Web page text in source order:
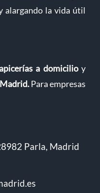
alargando la vida útil
a domicilioy
Madrid.Para empresas
Parla, Madrid